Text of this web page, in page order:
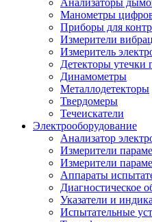
Анализаторы
Манометры
Приборы для
Измерители
Измеритель
Детекторы утечки
Динамометры
Металлодетекторы
Твердомеры
Течеискатели
Электрооборудование
Анализатор
Измерители
Измерители
Аппараты
Диагностическое
Указатели и
Испытательные